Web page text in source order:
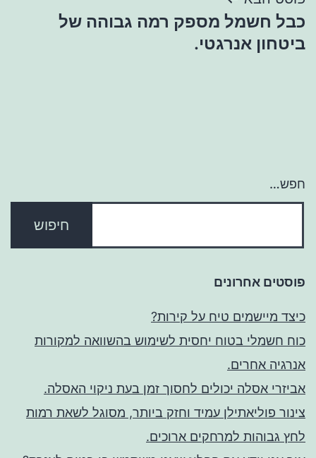
כבל חשמל מספק רמה גבוהה של
ביטחון אנרגטי.
חפש…
פוסטים אחרונים
כיצד מיישמים טיח על קירות?
כוח חשמלי בטוח יחסית לשימוש בהשוואה למקורות
אנרגיה אחרים.
אביזרי אסלה יכולים לחסוך זמן בעת ניקוי האסלה.
צינור פוליאתילן עמיד וחזק ביותר, מסוגל לשאת רמות
לחץ גבוהות למרחקים ארוכים.